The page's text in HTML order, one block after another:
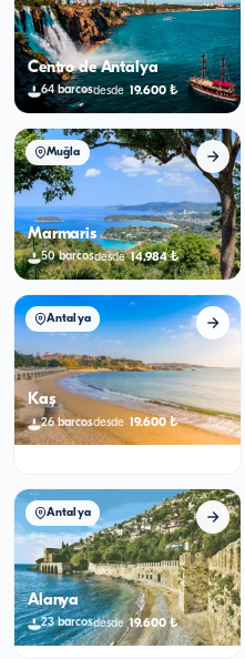
Centro de Antalya
64 barcosdesde 19.600₺
Muğla
Marmaris
50 barcosdesde 14.984₺
Antalya
Kaş
26 barcosdesde 19.600₺
Antalya
Alanya
23 barcosdesde 19.600₺